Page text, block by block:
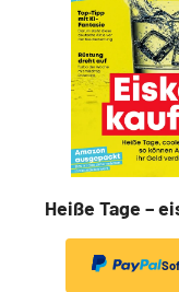
Heiße Tage –